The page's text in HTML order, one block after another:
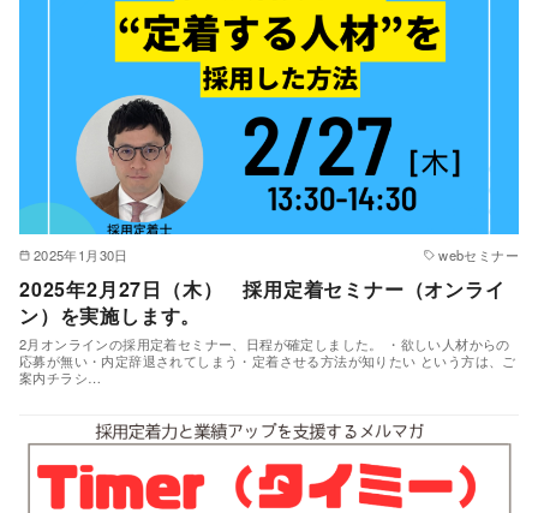
2025年1月30日 webセミナー
2025年2月27日（木） 採用定着セミナー（オンライ
ン）を実施します。
2月オンラインの採用定着セミナー、日程が確定しました。 ・欲しい人材からの
応募が無い・内定辞退されてしまう・定着させる方法が知りたい という方は、ご
案内チラシ…